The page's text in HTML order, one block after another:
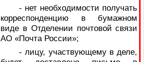
- нет необходимости получать
корреспонденцию в бумажном
виде в Отделении почтовой связи
АО «Почта России»;
- лицу, участвующему в деле,